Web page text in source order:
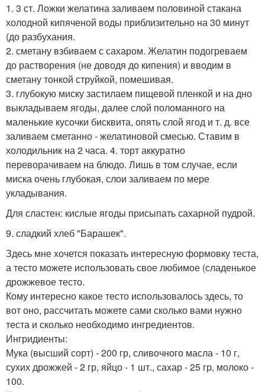
1. 3 ст. Ложки желатина заливаем половиной стакана
холодной кипяченой воды приблизительно на 30 минут
(до разбухания.
2. сметану взбиваем с сахаром. Желатин подогреваем
до растворения (не доводя до кипения) и вводим в
сметану тонкой струйкой, помешивая.
3. глубокую миску застилаем пищевой пленкой и на дно
выкладываем ягоды, далее слой поломанного на
маленькие кусочки бисквита, опять слой ягод и т. д. все
заливаем сметанно - желатиновой смесью. Ставим в
холодильник на 2 часа. 4. торт аккуратно
переворачиваем на блюдо. Лишь в том случае, если
миска очень глубокая, слои заливаем по мере
укладывания.
Для сластен: кислые ягоды присыпать сахарной пудрой.
9. сладкий хлеб "Барашек".
Здесь мне хочется показать интересную формовку теста,
а тесто можете использовать свое любимое (сладенькое
дрожжевое тесто.
Кому интересно какое тесто использовалось здесь, то
вот оно, рассчитать можете сами сколько вами нужно
теста и сколько необходимо ингредиентов.
Ингридиенты:
Мука (высший сорт) - 200 гр, сливочного масла - 10 г,
сухих дрожжей - 2 гр, яйцо - 1 шт., сахар - 25 гр, молоко -
100.